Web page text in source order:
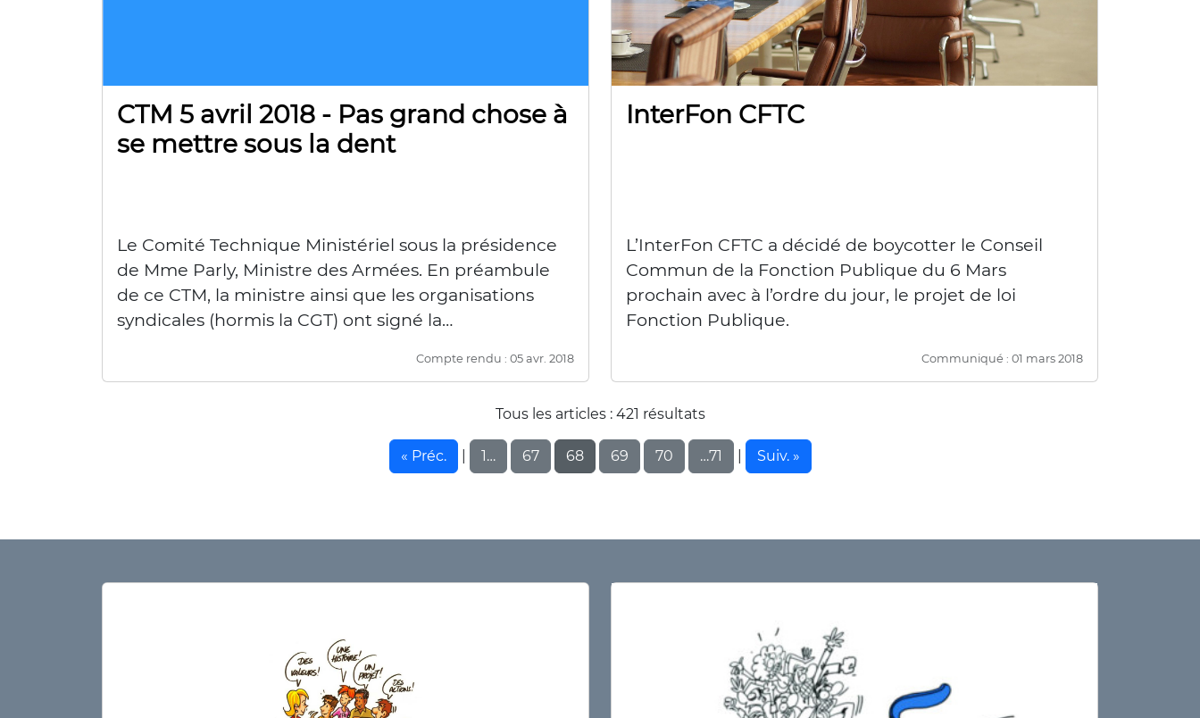
CTM 5 avril 2018 - Pas grand chose à
se mettre sous la dent
Le Comité Technique Ministériel sous la présidence
de Mme Parly, Ministre des Armées. En préambule
de ce CTM, la ministre ainsi que les organisations
syndicales (hormis la CGT) ont signé la…
Compte rendu : 05 avr. 2018
InterFon CFTC
L’InterFon CFTC a décidé de boycotter le Conseil
Commun de la Fonction Publique du 6 Mars
prochain avec à l’ordre du jour, le projet de loi
Fonction Publique.
Communiqué : 01 mars 2018
Tous les articles : 421 résultats
« Préc. 1… 67 68 69 70 …71 Suiv. »
CFTC Défense